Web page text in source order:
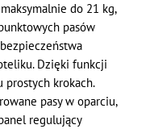
do 21 kg,
pasów
Dzięki funkcji
prostych krokach.
pasy w oparciu,
regulujący